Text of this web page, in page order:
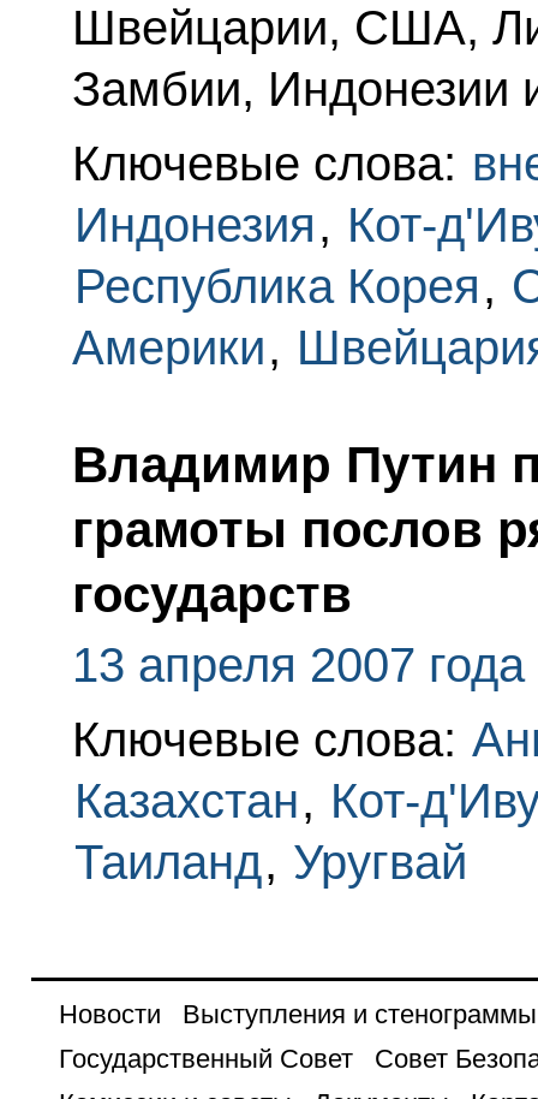
Швейцарии, США,
Замбии, Индонезии
Ключевые слова:
Индонезия, Кот-
Республика Корея,
Америки,
Владимир Путин
грамоты послов
государств
13 апреля 2007 года
Ключевые слова:
Казахстан, Кот-
Таиланд, Уругвай
Новости
Выступления и стенограммы
Государственный Совет
Совет